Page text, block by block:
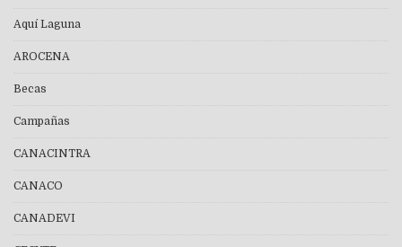
Aquí Laguna
AROCENA
Becas
Campañas
CANACINTRA
CANACO
CANADEVI